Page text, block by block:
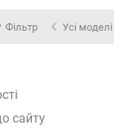
Фільтр Усі моделі
сайту